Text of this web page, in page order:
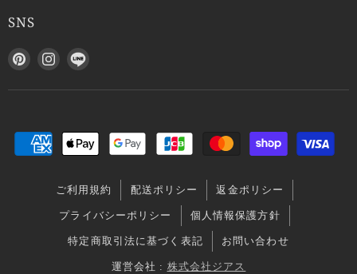
SNS
P
n
r
I
s
m
で
つ
L
N
見
て
く
さ
ご利用規約 配送ポリシー 返金ポリシー
プライバシーポリシー 個人情報保護方針
特定商取引法に基づく表記 お問い合わせ
運営会社 : 株式会社ジアス